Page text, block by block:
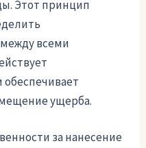
Этот принцип
всеми
ущерба.
за нанесение